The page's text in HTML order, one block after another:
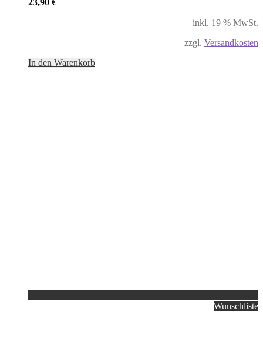
23,90 €
inkl. 19 % MwSt.
zzgl. Versandkosten
In den Warenkorb
Wunschliste